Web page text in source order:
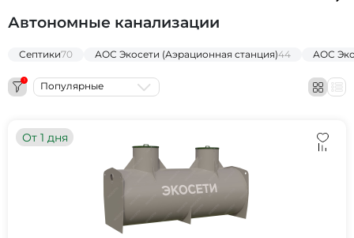
Автономные канализации
Септики70 АОС Экосети (Аэрационная станция)44 АОС
1 Популярные
От 1 дня